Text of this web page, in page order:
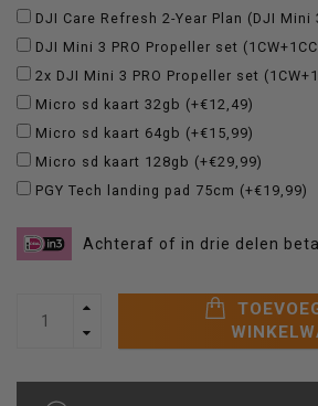
DJI Care Refresh 2-Year Plan (DJI Mini
DJI Mini 3 PRO Propeller set
2x DJI Mini 3 PRO Propeller set
Micro sd kaart 32gb (+€12,49)
Micro sd kaart 64gb (+€15,99)
Micro sd kaart 128gb (+€29,99)
PGY Tech landing pad 75cm (+€19,99)
Achteraf of in drie delen